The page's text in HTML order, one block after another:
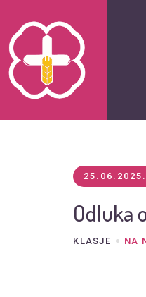
25.06.2025.
Odluka
KLASJE NA